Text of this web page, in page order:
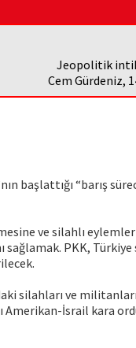
Jeopolitik
Cem Gürdeniz,
başlattığı “barış
ve silahlı
sağlamak. PKK,
silahları ve
Amerikan-İsrail kara